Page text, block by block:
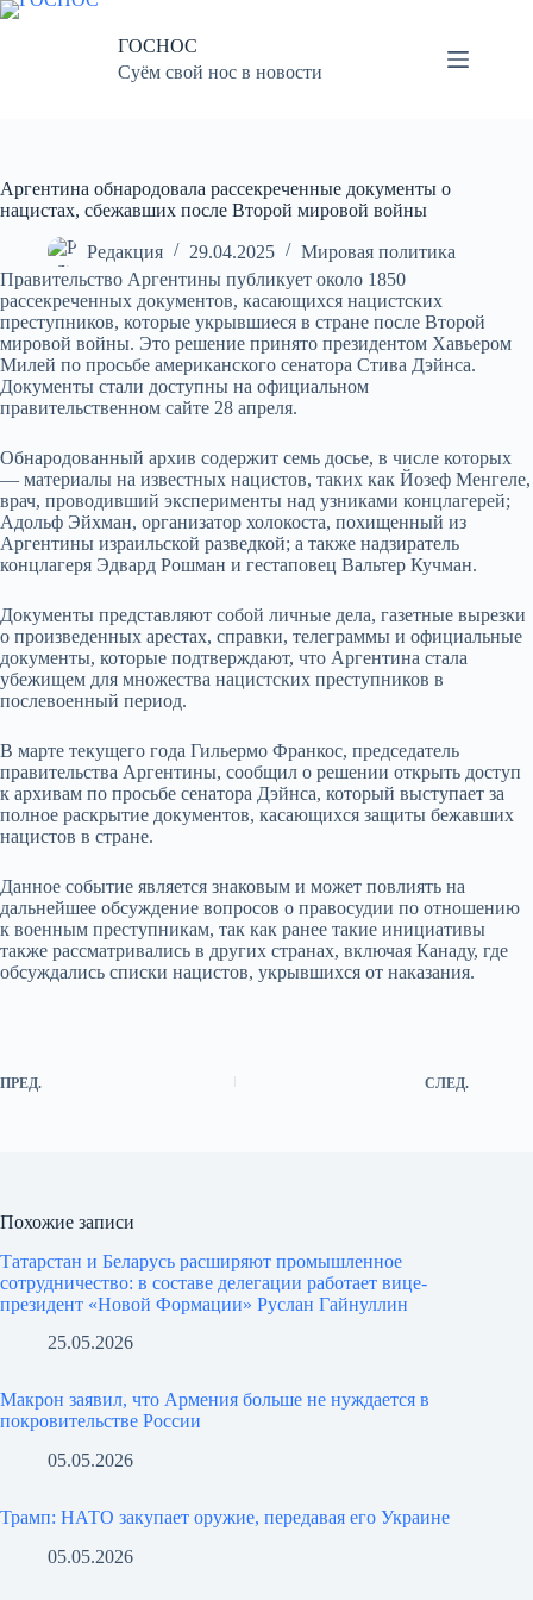
Перейти
ГОСНОС
Суём свой нос в новости
Аргентина обнародовала рассекреченные документы о
нацистах, сбежавших после Второй мировой войны
Редакция 29.04.2025
Мировая политика
Правительство Аргентины публикует около 1850
рассекреченных документов, касающихся нацистских
преступников, которые укрывшиеся в стране после Второй
мировой войны. Это решение принято президентом Хавьером
Милей по просьбе американского сенатора Стива Дэйнса.
Документы стали доступны на официальном
правительственном сайте 28 апреля.
Обнародованный архив содержит семь досье, в числе которых
— материалы на известных нацистов, таких как Йозеф Менгеле,
врач, проводивший эксперименты над узниками концлагерей;
Адольф Эйхман, организатор холокоста, похищенный из
Аргентины израильской разведкой; а также надзиратель
концлагеря Эдвард Рошман и гестаповец Вальтер Кучман.
Документы представляют собой личные дела, газетные вырезки
о произведенных арестах, справки, телеграммы и официальные
документы, которые подтверждают, что Аргентина стала
убежищем для множества нацистских преступников в
послевоенный период.
В марте текущего года Гильермо Франкос, председатель
правительства Аргентины, сообщил о решении открыть доступ
к архивам по просьбе сенатора Дэйнса, который выступает за
полное раскрытие документов, касающихся защиты бежавших
нацистов в стране.
Данное событие является знаковым и может повлиять на
дальнейшее обсуждение вопросов о правосудии по отношению
к военным преступникам, так как ранее такие инициативы
также рассматривались в других странах, включая Канаду, где
обсуждались списки нацистов, укрывшихся от наказания.
ПРЕД. СЛЕД.
Похожие записи
Татарстан и Беларусь расширяют промышленное
сотрудничество: в составе делегации работает вице-
президент «Новой Формации» Руслан Гайнуллин
25.05.2026
Макрон заявил, что Армения больше не нуждается в
покровительстве России
05.05.2026
Трамп: НАТО закупает оружие, передавая его Украине
05.05.2026